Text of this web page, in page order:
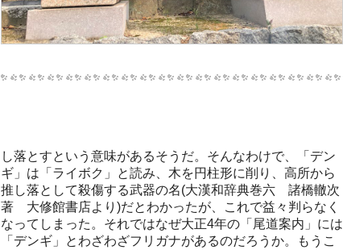
し落とすという意味があるそうだ。そんなわけで、「デン
ギ」は「ライボク」と読み、木を円柱形に削り、高所から
推し落として殺傷する武器の名(大漢和辞典巻六 諸橋轍次
著 大修館書店より)だとわかったが、これで益々判らなく
なってしまった。それではなぜ大正4年の「尾道案内」には
「デンギ」とわざわざフリガナがあるのだろうか。もうこ